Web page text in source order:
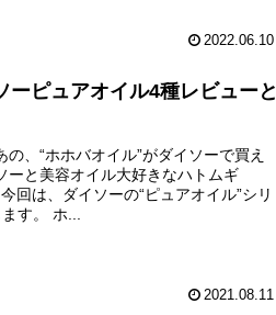
2022.06.10
ーピュアオイル4種レビューと
、“ホホバオイル”がダイソーで買え
ーと美容オイル大好きなハトムギ
回は、ダイソーの“ピュアオイル”シリ
す。 ホ...
2021.08.11